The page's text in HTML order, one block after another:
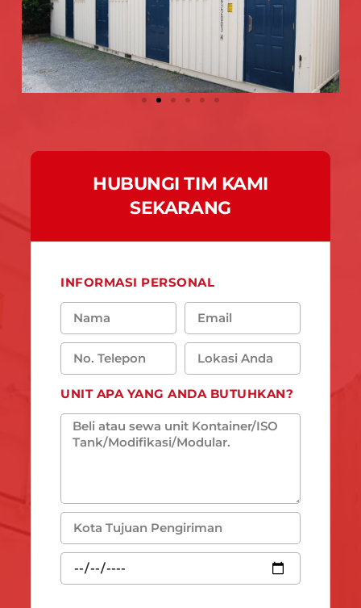
HUBUNGI TIM KAMI
SEKARANG
INFORMASI PERSONAL
UNIT APA YANG ANDA BUTUHKAN?